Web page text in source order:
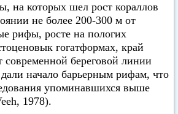
на которых шел рост кораллов
не более 200-300 м от
рифы, росте на пологих
гогатформах, край
современной береговой линии
начало барьерным рифам, что
упоминавшихся выше
1978).